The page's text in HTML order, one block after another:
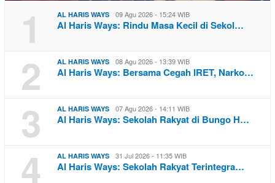
1 AL HARIS WAYS 09 Agu 2026 - 15:24 WIB
Al Haris Ways: Rindu Masa Kecil di Sekol…
2 AL HARIS WAYS 08 Agu 2026 - 13:39 WIB
Al Haris Ways: Bersama Cegah IRET, Narko…
3 AL HARIS WAYS 07 Agu 2026 - 14:11 WIB
Al Haris Ways: Sekolah Rakyat di Bungo H…
4 AL HARIS WAYS 31 Jul 2026 - 11:35 WIB
Al Haris Ways: Sekolah Rakyat Terintegra…